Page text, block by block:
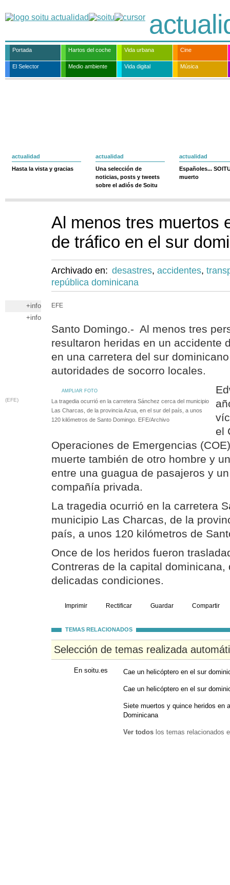
Portada Hartos del coche Vida urbana Cine
El Selector Medio ambiente Vida digital Música
actualidad
Hasta la vista y gracias
actualidad
Una selección de
noticias, posts y tweets
sobre el adiós de Soitu
actualidad
Españoles...
muerto
Al menos tres muertos
de tráfico en el sur
Archivado en: desastres, accidentes,
república dominicana
+info
+info
EFE
Santo Domingo.- Al menos tres
resultaron heridas en un accidente
en una carretera del sur
autoridades de socorro locales.
AMPLIAR FOTO
(EFE)
La tragedia ocurrió en la carretera Sánchez cerca del municipio
Las Charcas, de la provincia Azua, en el sur del país, a unos
120 kilómetros de Santo Domingo. EFE/Archivo
el
Operaciones de Emergencias
muerte también de otro hombre y
entre una guagua de pasajeros y
compañía privada.
La tragedia ocurrió en la carretera
municipio Las Charcas, de la
país, a unos 120 kilómetros de
Once de los heridos fueron
Contreras de la capital dominicana,
delicadas condiciones.
Imprimir Rectificar Guardar Compartir
TEMAS RELACIONADOS
Selección de temas realizada
En soitu.es Cae un helicóptero en el sur
Cae un helicóptero en el sur
Siete muertos y quince heridos en
Dominicana
Ver todos los temas relacionados